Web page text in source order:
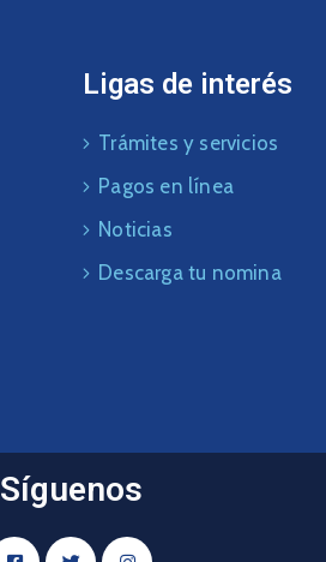
Ligas de interés
Trámites y servicios
Pagos en línea
Noticias
Descarga tu nomina
Síguenos